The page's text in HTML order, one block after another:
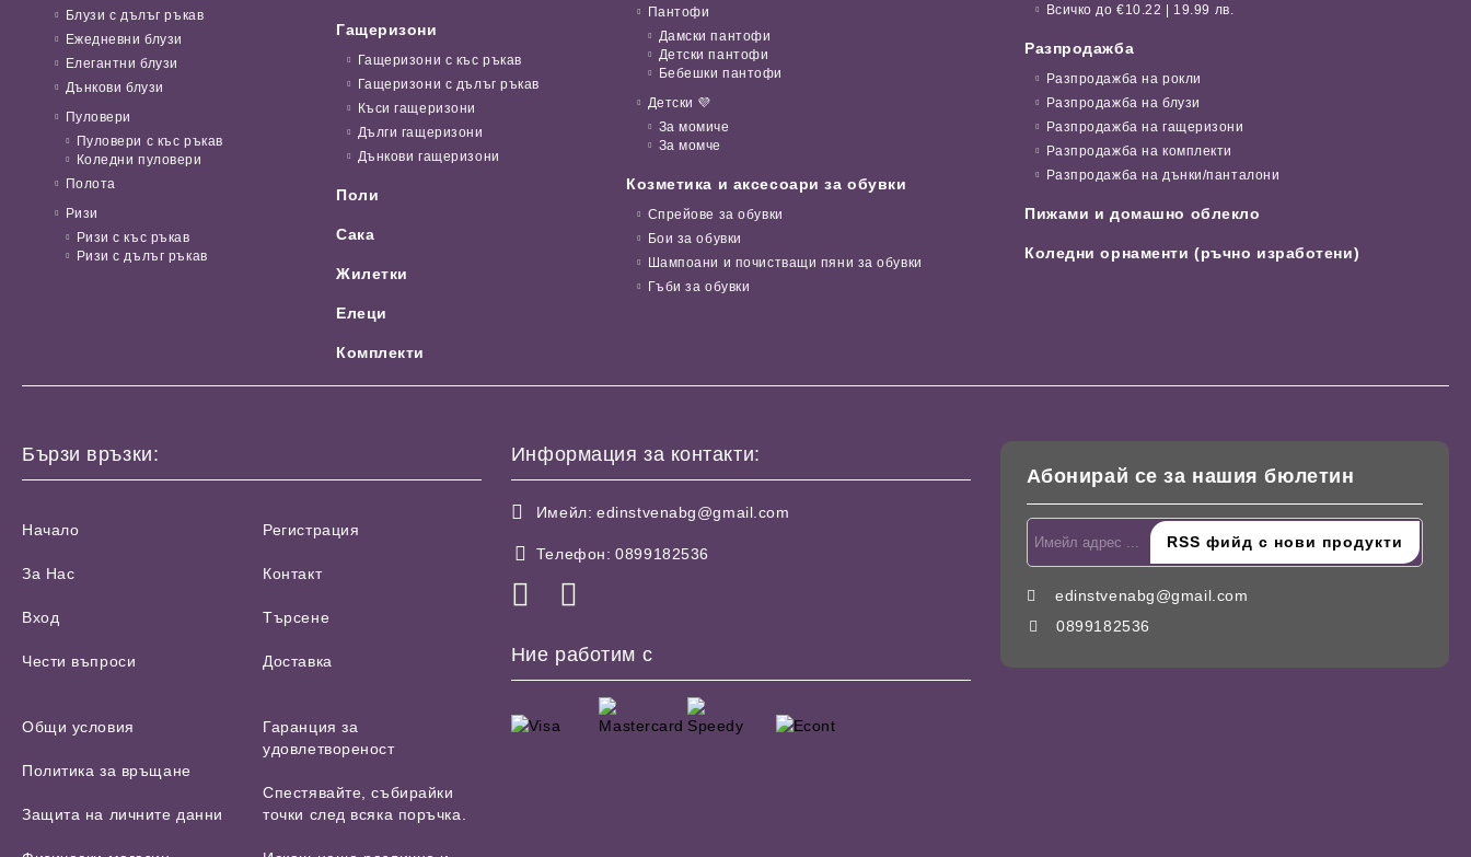
Блузи с дълъг ръкав
Ежедневни блузи
Елегантни блузи
Дънкови блузи
Пуловери
Пуловери с къс ръкав
Коледни пуловери
Полота
Ризи
Ризи с къс ръкав
Ризи с дълъг ръкав
Гащеризони
Гащеризони с къс ръкав
Гащеризони с дълъг ръкав
Къси гащеризони
Дълги гащеризони
Дънкови гащеризони
Поли
Сака
Жилетки
Елеци
Комплекти
Пантофи
Дамски пантофи
Детски пантофи
Бебешки пантофи
Детски 💜
За момиче
За момче
Козметика и аксесоари за обувки
Спрейове за обувки
Бои за обувки
Шампоани и почистващи пяни за обувки
Гъби за обувки
Всичко до €10.22 | 19.99 лв.
Разпродажба
Разпродажба на рокли
Разпродажба на блузи
Разпродажба на гащеризони
Разпродажба на комплекти
Разпродажба на дънки/панталони
Пижами и домашно облекло
Коледни орнаменти (ръчно изработени)
Бързи връзки:
Начало
За Нас
Вход
Чести въпроси
Регистрация
Контакт
Търсене
Доставка
Общи условия
Политика за връщане
Защита на личните данни
Гаранция за
удовлетвореност
Спестявайте, събирайки
точки след всяка поръчка.
Информация за контакти:
Имейл: edinstvenabg@gmail.com
Телефон: 0899182536
Ние работим с
Абонирай се за нашия бюлетин
edinstvenabg@gmail.com
0899182536